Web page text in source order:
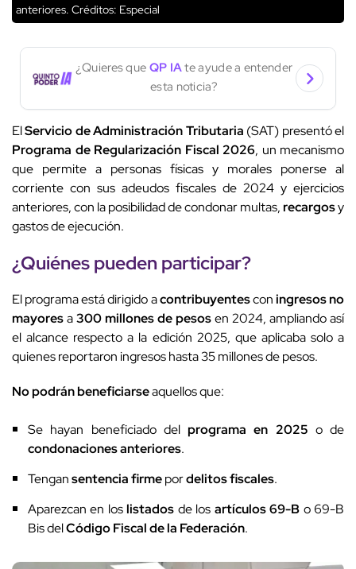
anteriores. Créditos: Especial
¿Quieres que QP IAte ayude a entender
esta noticia?
ElServicio de Administración Tributaria (SAT) presentó el
Programa de Regularización Fiscal 2026, un mecanismo
que permite a personas físicas y morales ponerse al
corriente con sus adeudos fiscales de 2024 y ejercicios
anteriores, con la posibilidad de condonar multas,recargosy
gastos de ejecución.
¿Quiénes pueden participar?
El programa está dirigido acontribuyentesconingresos no
mayoresa300 millones de pesosen 2024, ampliando así
el alcance respecto a la edición 2025, que aplicaba solo a
quienes reportaron ingresos hasta 35 millones de pesos.
No podrán beneficiarseaquellos que:
Se hayan beneficiado del programa en 2025 o de
condonaciones anteriores.
Tengansentencia firmepordelitos fiscales.
Aparezcan en loslistados de los artículos 69-B o 69-B
Bis delCódigo Fiscal de la Federación.